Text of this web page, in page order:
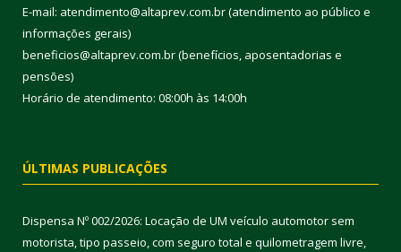
E-mail: atendimento@altaprev.com.br (atendimento ao público e
informações gerais)
beneficios@altaprev.com.br (benefícios, aposentadorias e
pensões)
Horário de atendimento: 08:00h às 14:00h
ÚLTIMAS PUBLICAÇÕES
Dispensa Nº 002/2026: Locação de UM veículo automotor sem
motorista, tipo passeio, com seguro total e quilometragem livre,